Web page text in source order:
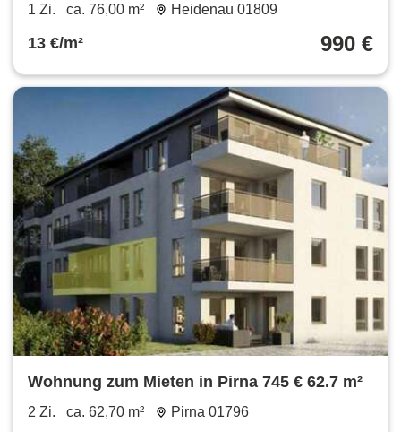
1 Zi. ca. 76,00 m² Heidenau 01809
13 €/m² 990 €
Wohnung zum Mieten in Pirna 745 € 62.7 m²
2 Zi. ca. 62,70 m² Pirna 01796